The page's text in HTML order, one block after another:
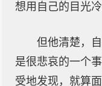
想用自己的目光
但他清楚，
是很悲哀的一个
受地发现，就算